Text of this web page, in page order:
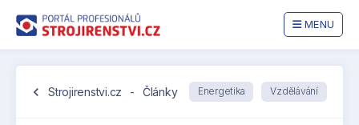
MENU
chevron_left Strojirenstvi.cz - Články Energetika Vzdělávání